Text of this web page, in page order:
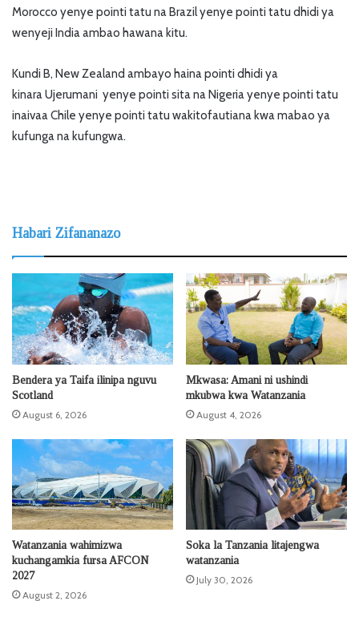
Morocco yenye pointi tatu na Brazil yenye pointi tatu dhidi ya
wenyeji India ambao hawana kitu.
Kundi B, New Zealand ambayo haina pointi dhidi ya
kinara Ujerumani yenye pointi sita na Nigeria yenye pointi tatu
inaivaa Chile yenye pointi tatu wakitofautiana kwa mabao ya
kufunga na kufungwa.
Habari Zifananazo
Bendera ya Taifa ilinipa nguvu
Scotland
August 6, 2026
Mkwasa: Amani ni ushindi
mkubwa kwa Watanzania
August 4, 2026
Watanzania wahimizwa
kuchangamkia fursa AFCON
2027
August 2, 2026
Soka la Tanzania litajengwa
watanzania
July 30, 2026